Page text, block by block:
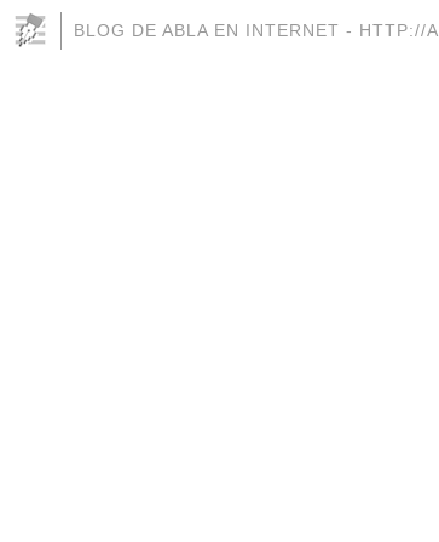
BLOG DE ABLA EN INTERNET - HTTP://